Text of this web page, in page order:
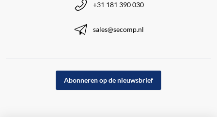
+31 181 390 030
sales@secomp.nl
Abonneren op de nieuwsbrief